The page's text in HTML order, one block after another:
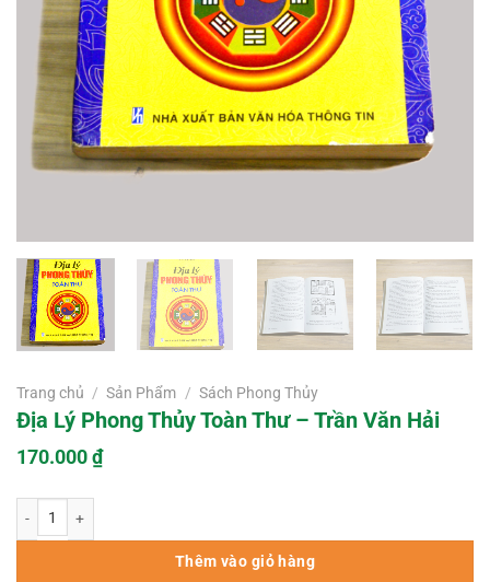
Trang chủ / Sản Phẩm / Sách Phong Thủy
Địa Lý Phong Thủy Toàn Thư – Trần Văn Hải
170.000₫
Thêm vào giỏ hàng